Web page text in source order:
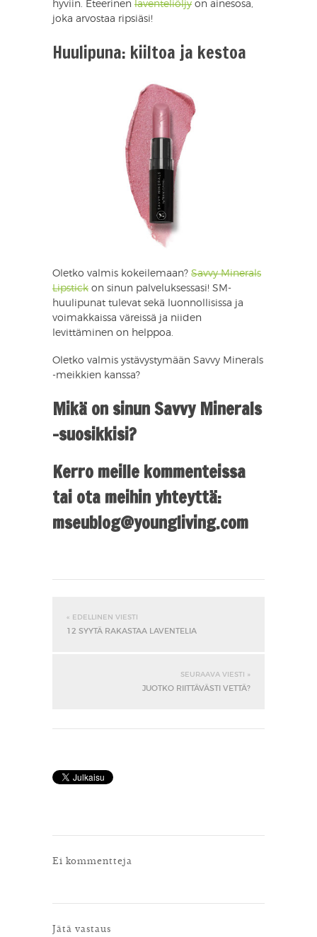
hyviin. Eteerinen laventeliöljy on ainesosa,
joka arvostaa ripsiäsi!
Huulipuna: kiiltoa ja kestoa
Oletko valmis kokeilemaan? Savvy Minerals
Lipstick on sinun palveluksessasi! SM-
huulipunat tulevat sekä luonnollisissa ja
voimakkaissa väreissä ja niiden
levittäminen on helppoa.
Oletko valmis ystävystymään Savvy Minerals
-meikkien kanssa?
Mikä on sinun Savvy Minerals
-suosikkisi?
Kerro meille kommenteissa
tai ota meihin yhteyttä:
mseublog@youngliving.com
« EDELLINEN VIESTI
12 SYYTÄ RAKASTAA LAVENTELIA
SEURAAVA VIESTI »
JUOTKO RIITTÄVÄSTI VETTÄ?
Ei kommentteja
Jätä vastaus